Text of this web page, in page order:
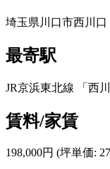
埼玉県川口市西川口
最寄駅
JR京浜東北線 「西
賃料/家賃
198,000円 (坪単価: